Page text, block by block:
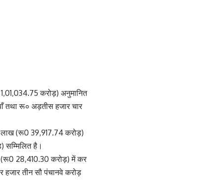
करोड़) अनुमानित
तथा रू० अड़तीस हजार चार
लाख (रू0 39,917.74 करोड़)
सम्मिलित है।
(रू0 28,410.30 करोड़) में कर
तीन सौ पंचानवे करोड़